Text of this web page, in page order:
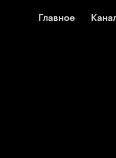
Главное
Главное